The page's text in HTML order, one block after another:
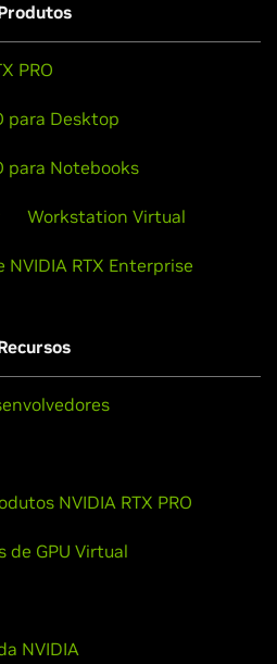
PRO
para Desktop
para Notebooks
Workstation Virtual
NVIDIA RTX Enterprise
NVIDIA RTX PRO
de GPU Virtual
NVIDIA